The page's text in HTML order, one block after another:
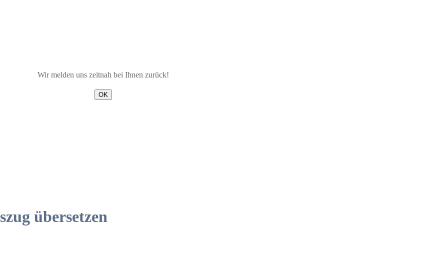
Wir melden uns zeitnah bei Ihnen zurück!
OK
übersetzen